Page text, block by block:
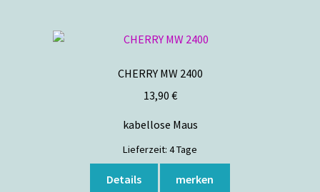
CHERRY MW 2400
13,90 €
kabellose Maus
Lieferzeit: 4 Tage
Details merken